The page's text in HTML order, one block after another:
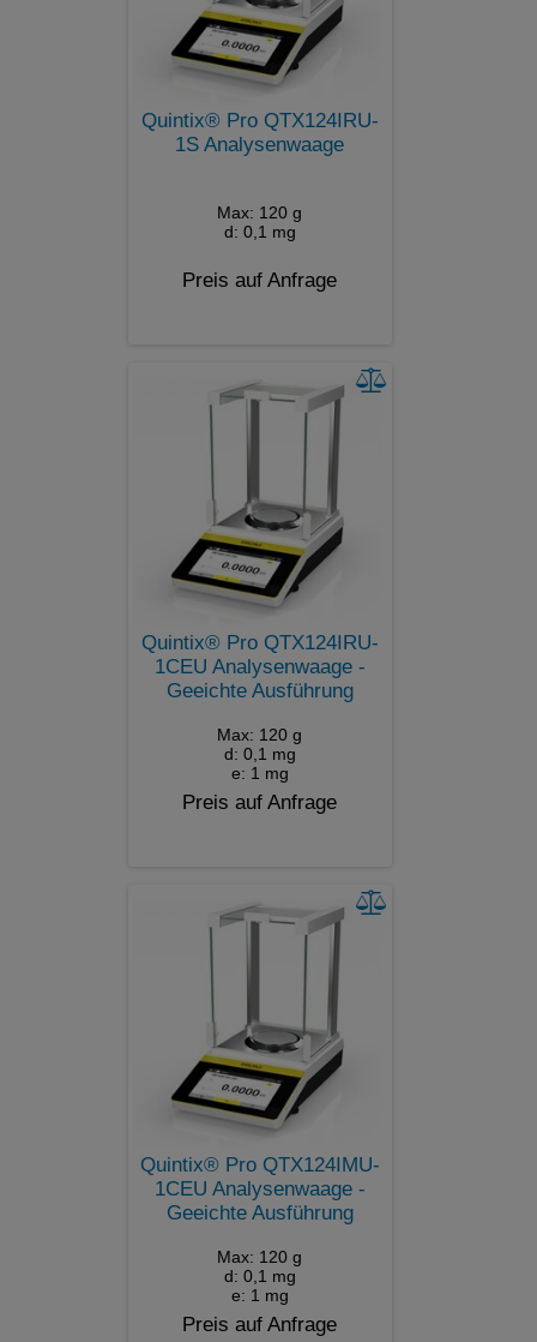
Quintix® Pro QTX124IRU-
1S Analysenwaage
Max: 120 g
d: 0,1 mg
Preis auf Anfrage
Quintix® Pro QTX124IRU-
1CEU Analysenwaage -
Geeichte Ausführung
Max: 120 g
d: 0,1 mg
e: 1 mg
Preis auf Anfrage
Quintix® Pro QTX124IMU-
1CEU Analysenwaage -
Geeichte Ausführung
Max: 120 g
d: 0,1 mg
e: 1 mg
Preis auf Anfrage